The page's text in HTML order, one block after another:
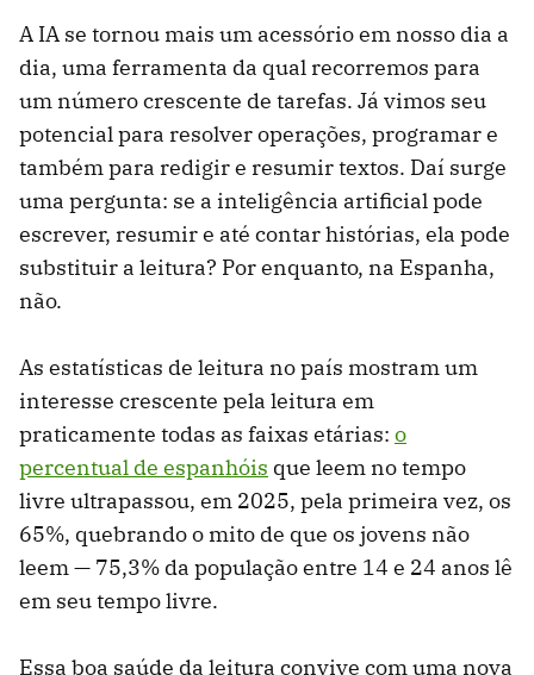
A IA se tornou mais um acessório em nosso dia a
dia, uma ferramenta da qual recorremos para
um número crescente de tarefas. Já vimos seu
potencial para resolver operações, programar e
também para redigir e resumir textos. Daí surge
uma pergunta: se a inteligência artificial pode
escrever, resumir e até contar histórias, ela pode
substituir a leitura? Por enquanto, na Espanha,
não.
As estatísticas de leitura no país mostram um
interesse crescente pela leitura em
praticamente todas as faixas etárias: o
percentual de espanhóis que leem no tempo
livre ultrapassou, em 2025, pela primeira vez, os
65%, quebrando o mito de que os jovens não
leem — 75,3% da população entre 14 e 24 anos lê
em seu tempo livre.
Essa boa saúde da leitura convive com uma nova